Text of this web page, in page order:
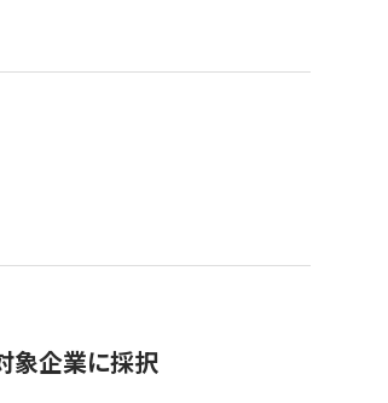
象企業に採択